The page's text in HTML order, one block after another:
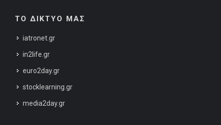
ΤΟ ΔΙΚΤΥΟ ΜΑΣ
iatronet.gr
in2life.gr
euro2day.gr
stocklearning.gr
media2day.gr